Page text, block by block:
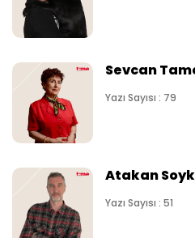
Sevcan
Yazı Sayısı : 79
Atakan
Yazı Sayısı : 51